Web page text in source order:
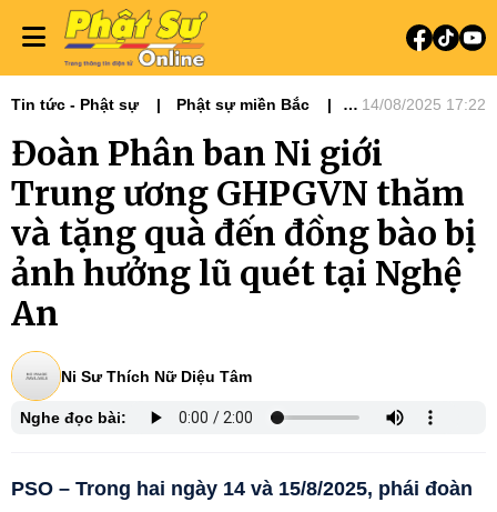
Tin tức - Phật sự
Phật sự miền Bắc
14/08/2025 17:22
Đoàn Phân ban Ni giới
Trung ương GHPGVN thăm
và tặng quà đến đồng bào bị
ảnh hưởng lũ quét tại Nghệ
An
Ni Sư Thích Nữ Diệu Tâm
Nghe đọc bài:
PSO – Trong hai ngày 14 và 15/8/2025, phái đoàn